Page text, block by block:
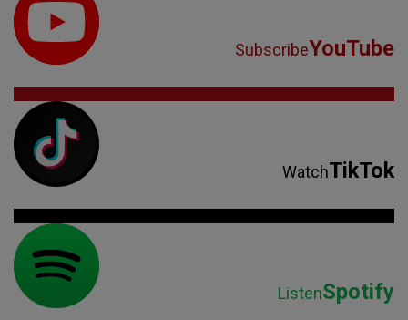
SubscribeYouTube
WatchTikTok
ListenSpotify